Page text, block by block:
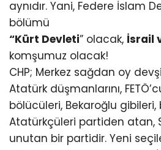
aynıdır. Yani, Federe İslam
bölümü
“Kürt Devleti” olacak, İsrail
komşumuz olacak!
CHP; Merkez sağdan oy
Atatürk düşmanlarını,
bölücüleri, Bekaroğlu gibileri,
Atatürkçüleri partiden atan,
unutan bir partidir. Yeni